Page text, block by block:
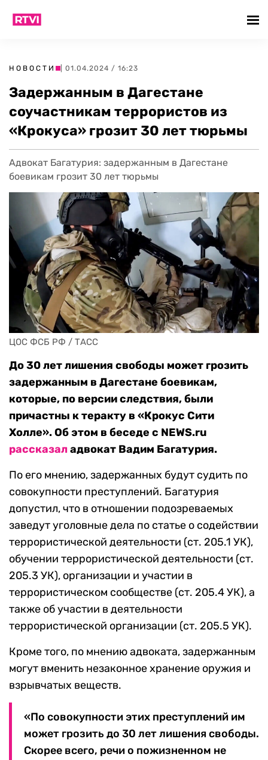
НОВОСТИ | 01.04.2024 / 16:23
Задержанным в Дагестане
соучастникам террористов из
«Крокуса» грозит 30 лет тюрьмы
Адвокат Багатурия: задержанным в Дагестане
боевикам грозит 30 лет тюрьмы
ЦОС ФСБ РФ / ТАСС
До 30 лет лишения свободы может грозить
задержанным в Дагестане боевикам,
которые, по версии следствия, были
причастны к теракту в «Крокус Сити
Холле». Об этом в беседе с NEWS.ru
рассказаладвокат Вадим Багатурия.
По его мнению, задержанных будут судить по
совокупности преступлений. Багатурия
допустил, что в отношении подозреваемых
заведут уголовные дела по статье о содействии
террористической деятельности (ст. 205.1 УК),
обучении террористической деятельности (ст.
205.3 УК), организации и участии в
террористическом сообществе (ст. 205.4 УК), а
также об участии в деятельности
террористической организации (ст. 205.5 УК).
Кроме того, по мнению адвоката, задержанным
могут вменить незаконное хранение оружия и
взрывчатых веществ.
«По совокупности этих преступлений им
может грозить до 30 лет лишения свободы.
Скорее всего, речи о пожизненном не